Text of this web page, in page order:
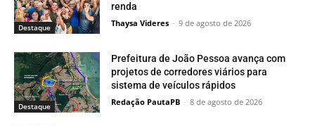
Destaque
renda
Thaysa Videres - 9 de agosto de 2026
Destaque
Prefeitura de João Pessoa avança com
projetos de corredores viários para
sistema de veículos rápidos
Redação PautaPB - 8 de agosto de 2026